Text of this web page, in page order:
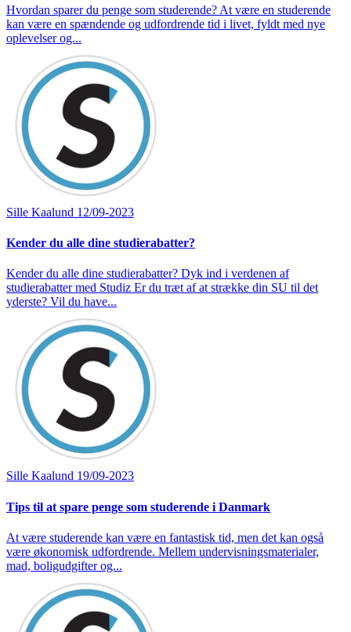
Hvordan sparer du penge som studerende? At være en studerende
kan være en spændende og udfordrende tid i livet, fyldt med nye
oplevelser og...
Sille Kaalund 12/09-2023
Kender du alle dine studierabatter?
Kender du alle dine studierabatter? Dyk ind i verdenen af
studierabatter med Studiz Er du træt af at strække din SU til det
yderste? Vil du have...
Sille Kaalund 19/09-2023
Tips til at spare penge som studerende i Danmark
At være studerende kan være en fantastisk tid, men det kan også
være økonomisk udfordrende. Mellem undervisningsmaterialer,
mad, boligudgifter og...